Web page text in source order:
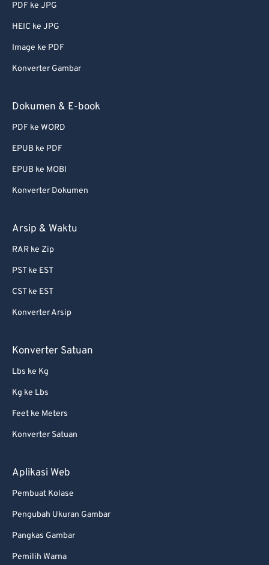
PDF ke JPG
HEIC ke JPG
Image ke PDF
Konverter Gambar
Dokumen & E-book
PDF ke WORD
EPUB ke PDF
EPUB ke MOBI
Konverter Dokumen
Arsip & Waktu
RAR ke Zip
PST ke EST
CST ke EST
Konverter Arsip
Konverter Satuan
Lbs ke Kg
Kg ke Lbs
Feet ke Meters
Konverter Satuan
Aplikasi Web
Pembuat Kolase
Pengubah Ukuran Gambar
Pangkas Gambar
Pemilih Warna